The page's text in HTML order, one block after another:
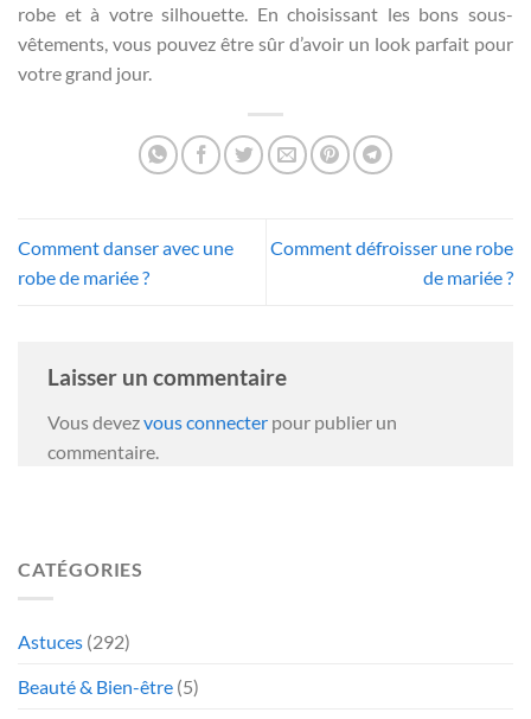
robe et à votre silhouette. En choisissant les bons sous-
vêtements, vous pouvez être sûr d’avoir un look parfait pour
votre grand jour.
Comment danser avec une
robe de mariée ?
Comment défroisser une robe
de mariée ?
Laisser un commentaire
Vous devezvous connecter pour publier un
commentaire.
CATÉGORIES
Astuces (292)
Beauté & Bien-être (5)